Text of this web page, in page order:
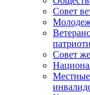
Совет
Совет
Местные